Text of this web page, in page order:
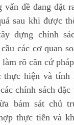
vấn đề đang đặt
sau khi được
dựng chính
các cơ quan
làm rõ căn cứ
thực hiện và tính
chính sách
bám sát chủ
thực tiễn và